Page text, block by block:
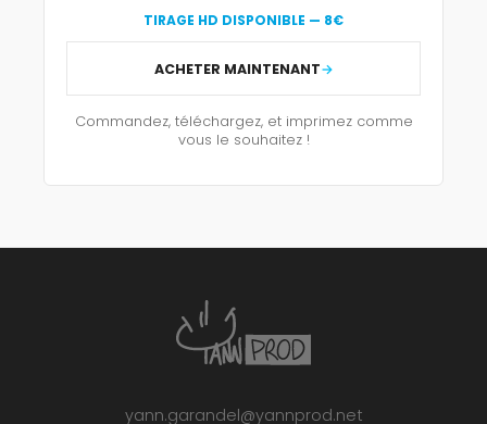
TIRAGE HD DISPONIBLE — 8€
ACHETER MAINTENANT
Commandez, téléchargez, et imprimez comme
vous le souhaitez !
yann.garandel@yannprod.net